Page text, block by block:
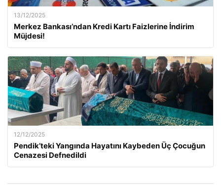
13/12/2025
Merkez Bankası’ndan Kredi Kartı Faizlerine İndirim
Müjdesi!
12/12/2025
Pendik’teki Yangında Hayatını Kaybeden Üç Çocuğun
Cenazesi Defnedildi